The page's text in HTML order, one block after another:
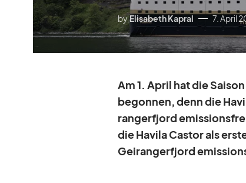
byElisabeth Kapral 7. April
Am 1. April hat die
be­gon­nen, denn die
rang­erfjord
die Ha­vila Cas­tor als
Ge­i­rang­erfjord